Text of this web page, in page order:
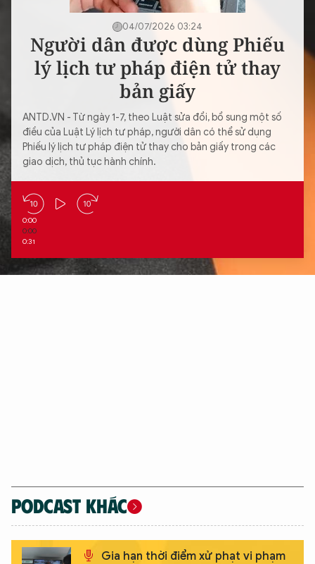
04/07/2026 03:24
Người dân được dùng Phiếu
lý lịch tư pháp điện tử thay
bản giấy
ANTD.VN - Từ ngày 1-7, theo Luật sửa đổi, bổ sung một số
điều của Luật Lý lịch tư pháp, người dân có thể sử dụng
Phiếu lý lịch tư pháp điện tử thay cho bản giấy trong các
giao dịch, thủ tục hành chính.
0:00
0:00
0:31
PODCAST KHÁC
Gia hạn thời điểm xử phạt vi phạm